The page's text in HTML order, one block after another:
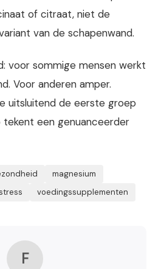
of citraat, niet de
van de schapenwand.
voor sommige mensen werkt
Voor anderen amper.
uitsluitend de eerste groep
tekent een genuanceerder
magnesium
voedingssupplementen
F